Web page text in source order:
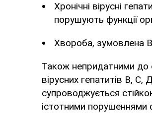
Хронічні вірусні
порушують функції
Хвороба, зумовлена
Також непридатними
вірусних гепатитів В,
супроводжується
істотними порушеннями